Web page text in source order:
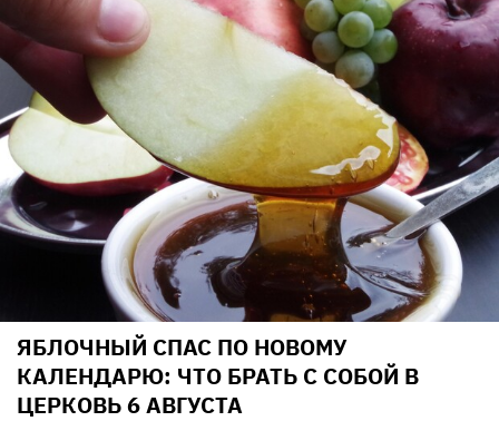
ЯБЛОЧНЫЙ СПАС ПО НОВОМУ
КАЛЕНДАРЮ: ЧТО БРАТЬ С СОБОЙ В
ЦЕРКОВЬ 6 АВГУСТА